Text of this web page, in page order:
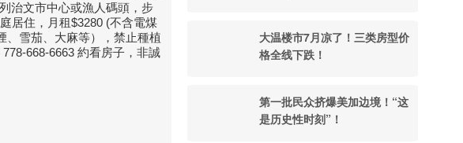
大温楼市7月凉了！三类房型价
格全线下跌！
第一批民众挤爆美加边境！“这
是历史性时刻”！
治文市中心或漁人碼頭，步
居住，月租$3280 (不含電煤
、雪茄、大麻等），禁止種植
668-6663 約看房子，非誠